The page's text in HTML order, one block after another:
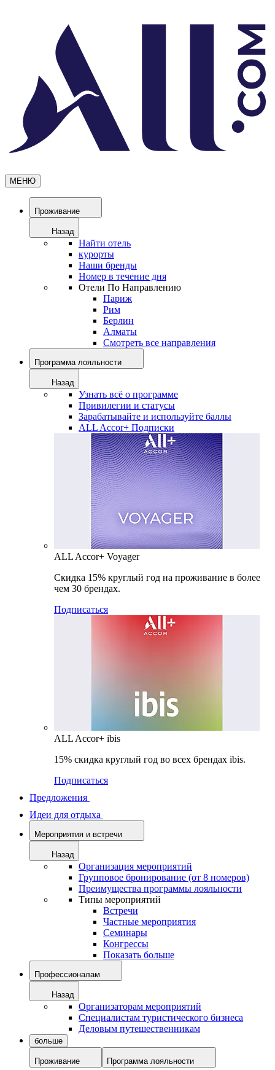
МЕНЮ
Проживание
Назад
Найти отель
курорты
Наши бренды
Номер в течение дня
Отели По Направлению
Париж
Рим
Берлин
Алматы
Смотреть все направления
Программа лояльности
Назад
Узнать всё о программе
Привилегии и статусы
Зарабатывайте и используйте баллы
ALL Accor+ Подписки
ALL Accor+ Voyager
Скидка 15% круглый год на проживание в более
чем 30 брендах.
Подписаться
ALL Accor+ ibis
15% скидка круглый год во всех брендах ibis.
Подписаться
Предложения
Идеи для отдыха
Мероприятия и встречи
Назад
Организация мероприятий
Групповое бронирование (от 8 номеров)
Преимущества программы лояльности
Типы мероприятий
Встречи
Частные мероприятия
Семинары
Конгрессы
Показать больше
Профессионалам
Назад
Организаторам мероприятий
Специалистам туристического бизнеса
Деловым путешественникам
больше
Проживание Программа лояльности